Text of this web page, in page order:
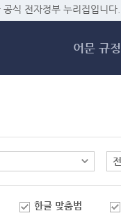
메
식 전자정부 누리집입니다.
어문 규정
한글 맞춤법